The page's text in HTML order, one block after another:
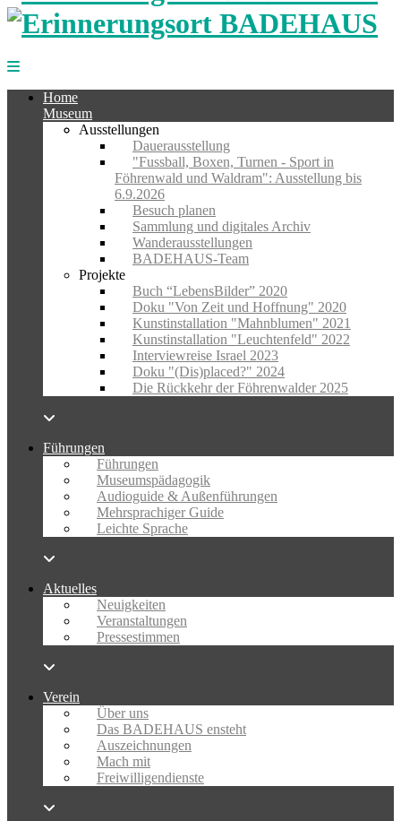
Home
Museum
Ausstellungen
Dauerausstellung
"Fussball, Boxen, Turnen - Sport in
Föhrenwald und Waldram": Ausstellung bis
6.9.2026
Besuch planen
Sammlung und digitales Archiv
Wanderausstellungen
BADEHAUS-Team
Projekte
Buch “LebensBilder” 2020
Doku "Von Zeit und Hoffnung" 2020
Kunstinstallation "Mahnblumen" 2021
Kunstinstallation "Leuchtenfeld" 2022
Interviewreise Israel 2023
Doku "(Dis)placed?" 2024
Die Rückkehr der Föhrenwalder 2025
Führungen
Führungen
Museumspädagogik
Audioguide & Außenführungen
Mehrsprachiger Guide
Leichte Sprache
Aktuelles
Neuigkeiten
Veranstaltungen
Pressestimmen
Verein
Über uns
Das BADEHAUS ensteht
Auszeichnungen
Mach mit
Freiwilligendienste